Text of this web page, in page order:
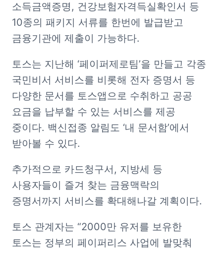
소득금액증명, 건강보험자격득실확인서 등
10종의 패키지 서류를 한번에 발급받고
금융기관에 제출이 가능하다.
토스는 지난해 ‘페이퍼제로팀’을 만들고 각종
국민비서 서비스를 비롯해 전자 증명서 등
다양한 문서를 토스앱으로 수취하고 공공
요금을 납부할 수 있는 서비스를 제공
중이다. 백신접종 알림도 ‘내 문서함’에서
받아볼 수 있다.
추가적으로 카드청구서, 지방세 등
사용자들이 즐겨 찾는 금융맥락의
증명서까지 서비스를 확대해나갈 계획이다.
토스 관계자는 “2000만 유저를 보유한
토스는 정부의 페이퍼리스 사업에 발맞춰